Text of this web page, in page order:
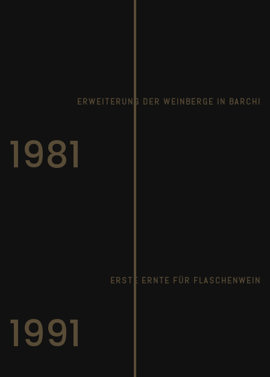
ERWEITERUNG DER WEINBERGE IN BARCHI
1981
ERSTE ERNTE FÜR FLASCHENWEIN
1991